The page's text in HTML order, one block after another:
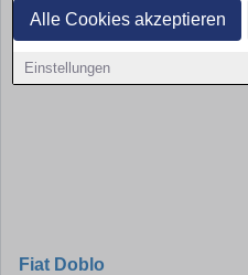
Alle Cookies akzeptieren
Einstellungen
Fiat Doblo